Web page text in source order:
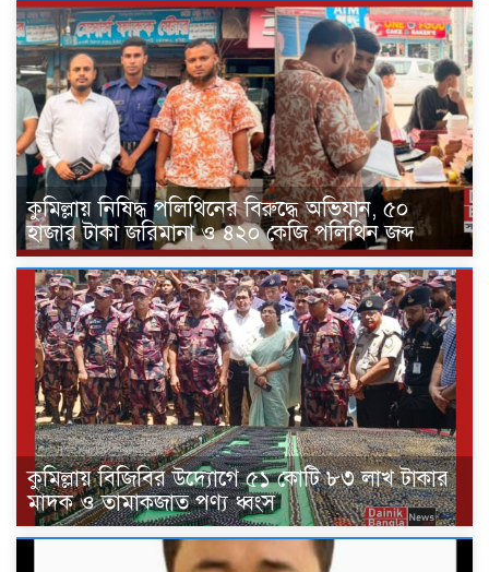
কুমিল্লায় নিষিদ্ধ পলিথিনের বিরুদ্ধে অভিযান, ৫০
হাজার টাকা জরিমানা ও ৪২০ কেজি পলিথিন জব্দ
কুমিল্লায় বিজিবির উদ্যোগে ৫১ কোটি ৮৩ লাখ টাকার
মাদক ও তামাকজাত পণ্য ধ্বংস